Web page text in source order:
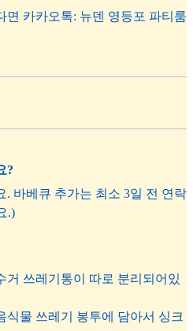
면 카카오톡: 뉴덴 영등포 파티룸
?
. 바베큐 추가는 최소 3일 전 연락
.)
거 쓰레기통이 따로 분리되어있
식물 쓰레기 봉투에 담아서 싱크